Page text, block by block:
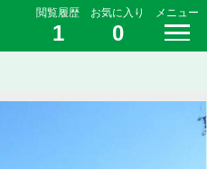
閲覧履歴
1
お気に入り
0
メニュー